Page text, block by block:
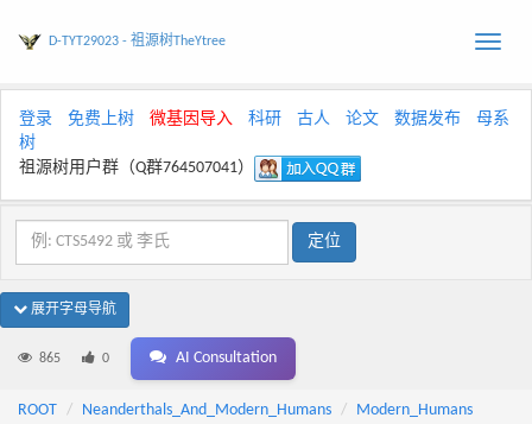
Toggle
D-TYT29023 - 祖源树TheYtree
登录 免费上树 微基因导入 科研 古人 论文 数据发布
母系
树
祖源树用户群（Q群764507041）
展开字母导航
865 0 AI Consultation
ROOT Neanderthals_And_Modern_Humans
Modern_Humans